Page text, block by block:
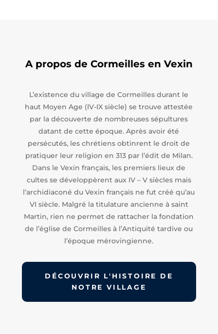
A propos de Cormeilles en Vexin
L’existence du village de Cormeilles durant le
haut Moyen Age (IV-IX siècle) se trouve attestée
par la découverte de nombreuses sépultures
datant de cette époque. Après avoir été
persécutés, les chrétiens obtinrent le droit de
pratiquer leur religion en 313 par l’édit de Milan.
Dans le Vexin français, les premiers lieux de
cultes se développèrent aux IV – V siècles mais
l’archidiaconé du Vexin français ne fut créé qu’au
VI siècle. Malgré la titulature ancienne à saint
Martin, rien ne permet de rattacher la fondation
de l’église de Cormeilles à l’Antiquité tardive ou
l’époque mérovingienne.
DÉCOUVRIR L'HISTOIRE DE
NOTRE VILLAGE